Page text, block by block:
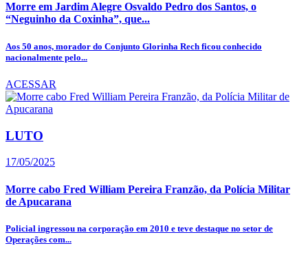
Morre em Jardim Alegre Osvaldo Pedro dos Santos, o
“Neguinho da Coxinha”, que...
Aos 50 anos, morador do Conjunto Glorinha Rech ficou conhecido
nacionalmente pelo...
ACESSAR
LUTO
17/05/2025
Morre cabo Fred William Pereira Franzão, da Polícia Militar
de Apucarana
Policial ingressou na corporação em 2010 e teve destaque no setor de
Operações com...